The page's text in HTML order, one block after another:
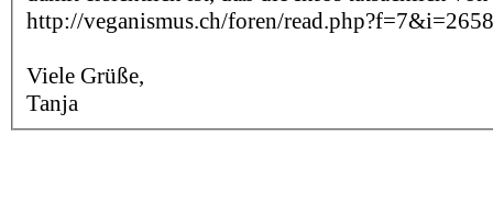
http://veganismus.ch/foren/
Viele Grüße,
Tanja